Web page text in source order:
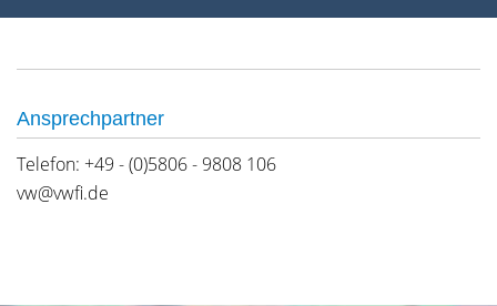
Ansprechpartner
Telefon: +49 - (0)5806 - 9808 106
vw@vwfi.de